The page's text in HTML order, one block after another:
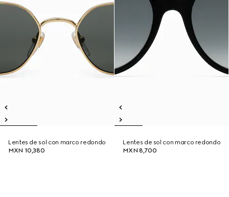
Lentes de sol con marco redondo
MXN 10,380
Lentes de sol con marco redondo
MXN 8,700